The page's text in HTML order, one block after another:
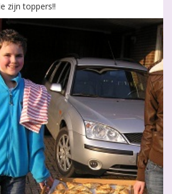
zijn toppers!!